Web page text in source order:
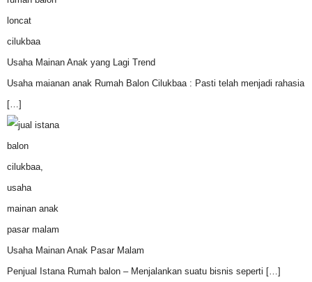
Usaha Mainan Anak yang Lagi Trend
Usaha maianan anak Rumah Balon Cilukbaa : Pasti telah menjadi rahasia
[…]
Usaha Mainan Anak Pasar Malam
Penjual Istana Rumah balon – Menjalankan suatu bisnis seperti […]